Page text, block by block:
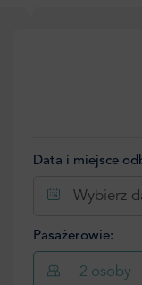
Data i miejsce
Wybierz
Pasażerowie:
2 osoby